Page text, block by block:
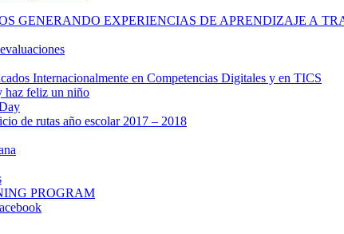
GENERANDO EXPERIENCIAS DE APRENDIZAJE A
Internacionalmente en Competencias Digitales y en TICS
haz feliz un niño
de rutas año escolar 2017 – 2018
PROGRAM